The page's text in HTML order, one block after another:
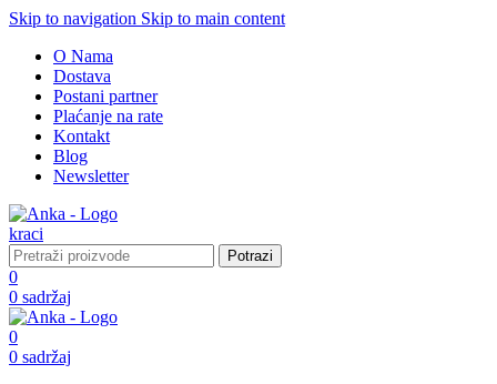
Skip to navigation Skip to main content
O Nama
Dostava
Postani partner
Plaćanje na rate
Kontakt
Blog
Newsletter
Potrazi
0
0 sadržaj
0
0 sadržaj